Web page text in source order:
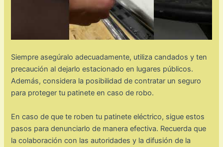
Siempre asegúralo adecuadamente, utiliza candados y ten
precaución al dejarlo estacionado en lugares públicos.
Además, considera la posibilidad de contratar un seguro
para proteger tu patinete en caso de robo.
En caso de que te roben tu patinete eléctrico, sigue estos
pasos para denunciarlo de manera efectiva. Recuerda que
la colaboración con las autoridades y la difusión de la